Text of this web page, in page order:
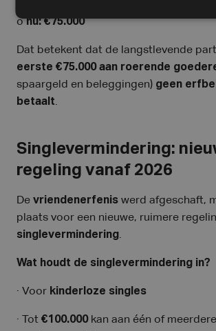
onu: €75.000
Dat betekent dat de langstlevende
eerste €75.000 aan roerende
spaargeld en beleggingen) geen
betaalt.
Singlevermindering:
regeling vanaf 2026
De vriendenerfenis werd afgeschaft,
plaats voor een nieuwe, ruimere
singlevermindering.
Wat houdt de singlevermindering in?
· Voor kinderloze singles
· Tot €100.000kan aan één of